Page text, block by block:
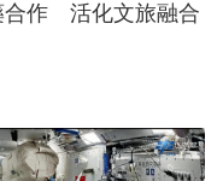
合作 活化文旅融合